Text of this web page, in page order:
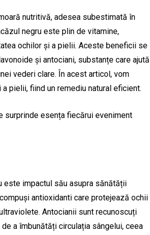
nutritivă, adesea subestimată în
negru este plin de vitamine,
ochilor și a pielii. Aceste beneficii se
și antociani, substanțe care ajută
vederi clare. În acest articol, vom
pielii, fiind un remediu natural eficient.
surprinde esența fiecărui eveniment
este impactul său asupra sănătății
antioxidanti care protejează ochii
Antocianii sunt recunoscuți
a îmbunătăți circulația sângelui, ceea